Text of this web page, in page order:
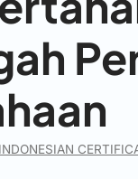
INDONESIAN